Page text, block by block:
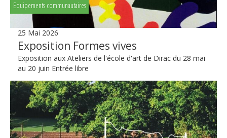
Equipements communautaires
25 Mai 2026
Exposition Formes vives
Exposition aux Ateliers de l'école d'art de Dirac du 28 mai
au 20 juin Entrée libre